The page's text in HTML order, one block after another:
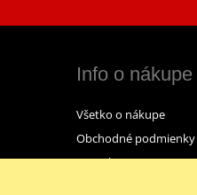
Info o nákupe
Všetko o nákupe
Obchodné podmienky
Kontakt